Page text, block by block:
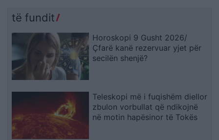
të fundit
Horoskopi 9 Gusht 2026/
Çfarë kanë rezervuar yjet për
secilën shenjë?
Teleskopi më i fuqishëm diellor
zbulon vorbullat që ndikojnë
në motin hapësinor të Tokës